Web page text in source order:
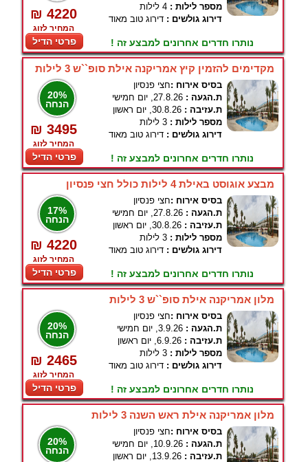
₪ 4220
המחיר לזוג
פרטי הדיל
מספר לילות : 4 לילות
דירוג גולשים : דירוג טוב מאוד
נותרו חדרים אחרונים למבצע זה !
מקדימים להזמין קיץ אמריקנה אילת סופ``ש 3 לילות
20%
הנחה
₪ 3495
המחיר לזוג
פרטי הדיל
בסיס אירוח :חצי פנסיון
ת.הגעה : 27.8.26, יום חמישי
ת.עזיבה : 30.8.26, יום ראשון
מספר לילות : 3 לילות
דירוג גולשים : דירוג טוב מאוד
נותרו חדרים אחרונים למבצע זה !
מבצע אוגוסט באילת 4 לילות כולל חצי פנסיון
17%
הנחה
₪ 4220
המחיר לזוג
פרטי הדיל
בסיס אירוח :חצי פנסיון
ת.הגעה : 27.8.26, יום חמישי
ת.עזיבה : 30.8.26, יום ראשון
מספר לילות : 3 לילות
דירוג גולשים : דירוג טוב מאוד
נותרו חדרים אחרונים למבצע זה !
מלון אמריקנה אילת סופ``ש 3 לילות
20%
הנחה
₪ 2465
המחיר לזוג
פרטי הדיל
בסיס אירוח :חצי פנסיון
ת.הגעה : 3.9.26, יום חמישי
ת.עזיבה : 6.9.26, יום ראשון
מספר לילות : 3 לילות
דירוג גולשים : דירוג טוב מאוד
נותרו חדרים אחרונים למבצע זה !
מלון אמריקנה אילת ראש השנה 3 לילות
20%
הנחה
בסיס אירוח :חצי פנסיון
ת.הגעה : 10.9.26, יום חמישי
ת.עזיבה : 13.9.26, יום ראשון